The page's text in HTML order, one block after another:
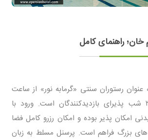
خان؛ راهنمای کامل
عنوان رستوران سنتی «گرمابه نور» از ساعت
۹:۳۰ صبح تا ۲۲:۳۰ شب پذیرای بازدیدکنندگان است. ورود با
امکان پذیر بوده و امکان رزرو کامل فضا
های بزرگ فراهم است. پرسنل مسلط به زبان